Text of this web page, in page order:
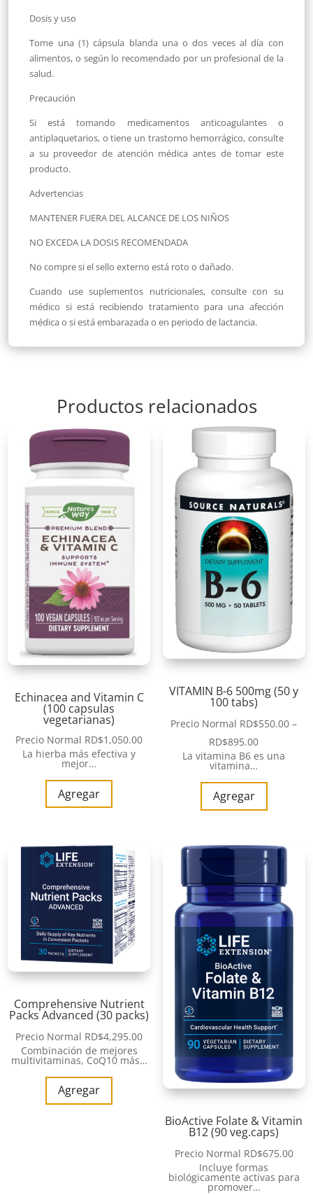
Dosis y uso
Tome una (1) cápsula blanda una o dos veces al día con
alimentos, o según lo recomendado por un profesional de la
salud.
Precaución
Si está tomando medicamentos anticoagulantes o
antiplaquetarios, o tiene un trastorno hemorrágico, consulte
a su proveedor de atención médica antes de tomar este
producto.
Advertencias
MANTENER FUERA DEL ALCANCE DE LOS NIÑOS
NO EXCEDA LA DOSIS RECOMENDADA
No compre si el sello externo está roto o dañado.
Cuando use suplementos nutricionales, consulte con su
médico si está recibiendo tratamiento para una afección
médica o si está embarazada o en periodo de lactancia.
Productos relacionados
Echinacea and Vitamin C
(100 capsulas
vegetarianas)
Precio Normal RD$1,050.00
La hierba más efectiva y
mejor…
Agregar
VITAMIN B-6 500mg (50 y
100 tabs)
Precio Normal RD$550.00 –
RD$895.00
La vitamina B6 es una
vitamina…
Agregar
Comprehensive Nutrient
Packs Advanced (30 packs)
Precio Normal RD$4,295.00
Combinación de mejores
multivitaminas, CoQ10 más…
Agregar
BioActive Folate & Vitamin
B12 (90 veg.caps)
Precio Normal RD$675.00
Incluye formas
biológicamente activas para
promover…